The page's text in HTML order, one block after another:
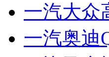
一汽大众
一汽奥迪